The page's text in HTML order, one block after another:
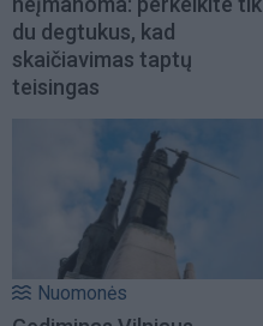
du degtukus, kad
skaičiavimas taptų
teisingas
Nuomonės